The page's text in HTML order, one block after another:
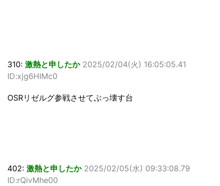
310: 激熱と申したか 2025/02/04(火) 16:05:05.41
ID:xjg6HIMc0
OSRリゼルグ参戦させてぶっ壊す台
402: 激熱と申したか 2025/02/05(水) 09:33:08.79
ID:rQivMhe00